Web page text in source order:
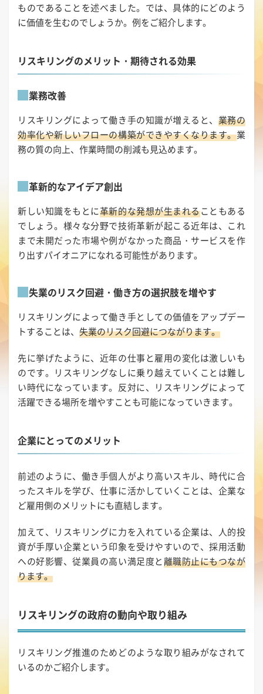
ものであることを述べました。では、具体的にどのよう
に価値を生むのでしょうか。例をご紹介します。
リスキリングのメリット・期待される効果
業務改善
リスキリングによって働き手の知識が増えると、 業務の
効率化や新しいフローの構築ができやすくなります。業
務の質の向上、作業時間の削減も見込めます。
革新的なアイデア創出
新しい知識をもとに革新的な発想が生まれることもある
でしょう。様々な分野で技術革新が起こる近年は、これ
まで未開だった市場や例がなかった商品・サービスを作
り出すパイオニアになれる可能性があります。
失業のリスク回避・働き方の選択肢を増やす
リスキリングによって働き手としての価値をアップデー
トすることは、 失業のリスク回避につながります。
先に挙げたように、近年の仕事と雇用の変化は激しいも
のです。リスキリングなしに乗り越えていくことは難し
い時代になっています。反対に、リスキリングによって
活躍できる場所を増やすことも可能になっていきます。
企業にとってのメリット
前述のように、働き手個人がより高いスキル、時代に合
ったスキルを学び、仕事に活かしていくことは、企業な
ど雇用側のメリットにも直結します。
加えて、リスキリングに力を入れている企業は、人的投
資が手厚い企業という印象を受けやすいので、採用活動
への好影響、従業員の高い満足度と離職防止にもつなが
ります。
リスキリングの政府の動向や取り組み
リスキリング推進のためどのような取り組みがなされて
いるのかご紹介します。